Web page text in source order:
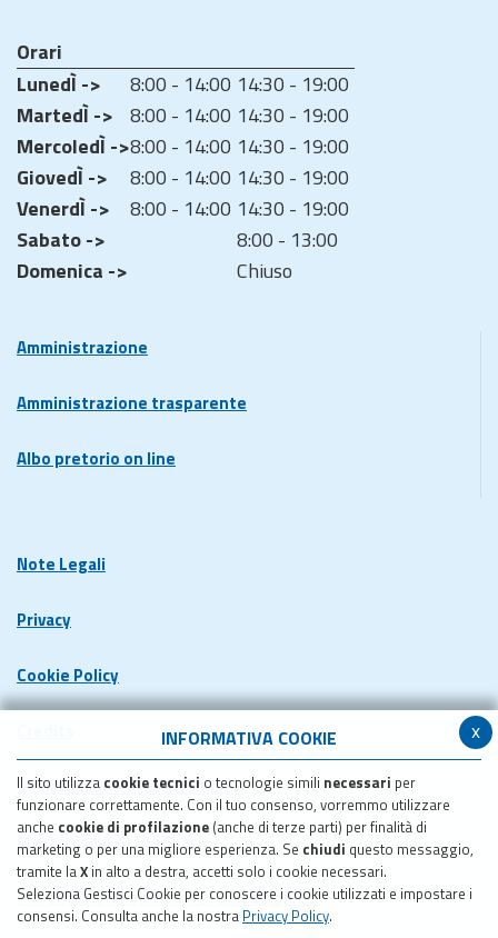
x
INFORMATIVA COOKIE
Il sito utilizza cookie tecnici o tecnologie simili necessari per
funzionare correttamente. Con il tuo consenso, vorremmo utilizzare
anche cookie di profilazione (anche di terze parti) per finalità di
marketing o per una migliore esperienza. Se chiudi questo messaggio,
tramite laX in alto a destra, accetti solo i cookie necessari.
Seleziona Gestisci Cookie per conoscere i cookie utilizzati e impostare i
consensi. Consulta anche la nostra Privacy Policy.
Orari
LunedÌ ->
8:00 - 14:00 14:30 - 19:00
MartedÌ -> 8:00 - 14:00 14:30 - 19:00
MercoledÌ ->8:00 - 14:00 14:30 - 19:00
GiovedÌ ->
8:00 - 14:00 14:30 - 19:00
VenerdÌ ->
8:00 - 14:00 14:30 - 19:00
Sabato ->
8:00 - 13:00
Domenica ->
Chiuso
Amministrazione
Amministrazione trasparente
Albo pretorio on line
Note Legali
Privacy
Cookie Policy
Dichiarazione di accessibilita'
Meccanismo di feedback
Pubblicazione obiettivi di accessibilita'